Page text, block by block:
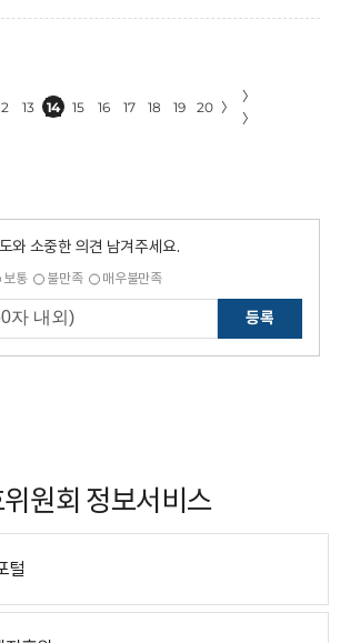
13 14 15 16 17 18 19 20 〉
〉
〉
와 소중한 의견 남겨주세요.
보통 불만족 매우불만족
등록
원회 정보서비스
털